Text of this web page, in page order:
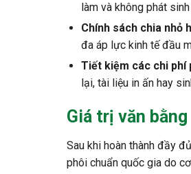
làm và không phát
Chính sách chia nhỏ
đa áp lực kinh tế đầu
Tiết kiệm các chi phí
lại, tài liệu in ấn hay
Giá trị văn
Sau khi hoàn thành đầy
phôi chuẩn quốc gia do